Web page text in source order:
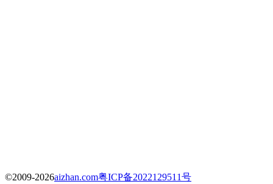
©2009-2026aizhan.com粤ICP备2022129511号